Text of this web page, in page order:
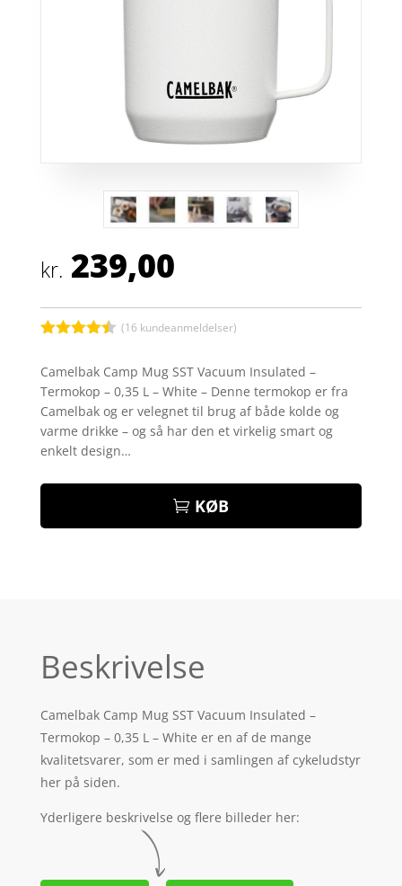
kr. 239,00
ud af 5
baseret
på
kundebedø
mmelser
(16 kundeanmeldelser)
Camelbak Camp Mug SST Vacuum Insulated –
Termokop – 0,35 L – White – Denne termokop er fra
Camelbak og er velegnet til brug af både kolde og
varme drikke – og så har den et virkelig smart og
enkelt design…
KØB
Beskrivelse
Camelbak Camp Mug SST Vacuum Insulated –
Termokop – 0,35 L – White er en af de mange
kvalitetsvarer, som er med i samlingen af cykeludstyr
her på siden.
Yderligere beskrivelse og flere billeder her: